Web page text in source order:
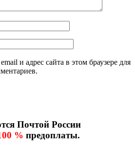
и адрес сайта в этом браузере для
Почтой России
% предоплаты.